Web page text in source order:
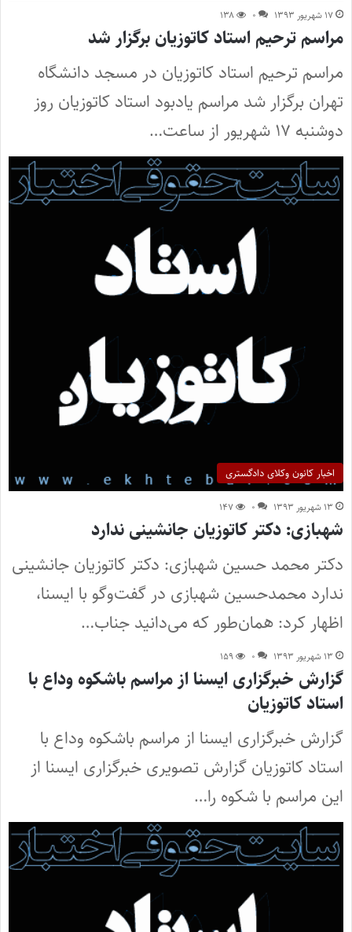
۱۷ شهریور ۱۳۹۳ ۰ ۱۳۸
مراسم ترحیم استاد کاتوزیان برگزار شد
مراسم ترحیم استاد کاتوزیان در مسجد دانشگاه
تهران برگزار شد مراسم یادبود استاد کاتوزیان روز
دوشنبه ۱۷ شهریور از ساعت…
اخبار کانون وکلای دادگستری
۱۳ شهریور ۱۳۹۳ ۰ ۱۴۷
شهبازی: دکتر کاتوزیان جانشینی ندارد
دکتر محمد حسین شهبازی: دکتر کاتوزیان جانشینی
ندارد محمدحسین شهبازی در گفت‌وگو با ایسنا،
اظهار کرد: همان‌طور که می‌دانید جناب…
۱۳ شهریور ۱۳۹۳ ۰ ۱۵۹
گزارش خبرگزاری ایسنا از مراسم باشکوه وداع با
استاد کاتوزیان
گزارش خبرگزاری ایسنا از مراسم باشکوه وداع با
استاد کاتوزیان گزارش تصویری خبرگزاری ایسنا از
این مراسم با شکوه را…